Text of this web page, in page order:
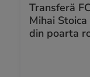
Transferă
Mihai
din poarta